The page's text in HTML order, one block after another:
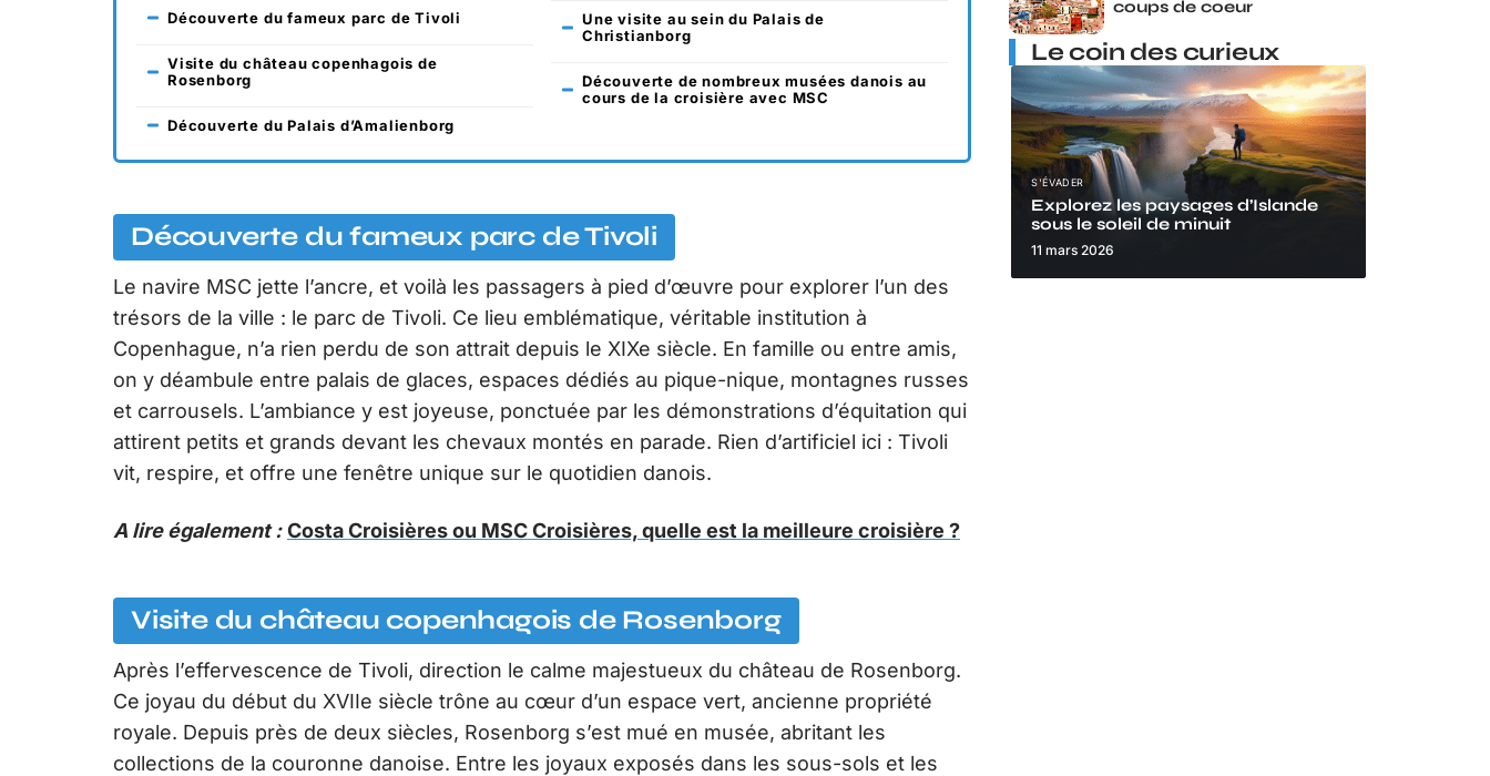
Découverte du fameux parc de Tivoli
Visite du château copenhagois de
Rosenborg
Découverte du Palais d’Amalienborg
Une visite au sein du Palais de
Christianborg
Découverte de nombreux musées danois au
cours de la croisière avec MSC
Découverte du fameux parc de Tivoli
Le navire MSC jette l’ancre, et voilà les passagers à pied d’œuvre pour explorer l’un des
trésors de la ville : le parc de Tivoli. Ce lieu emblématique, véritable institution à
Copenhague, n’a rien perdu de son attrait depuis le XIXe siècle. En famille ou entre amis,
on y déambule entre palais de glaces, espaces dédiés au pique-nique, montagnes russes
et carrousels. L’ambiance y est joyeuse, ponctuée par les démonstrations d’équitation qui
attirent petits et grands devant les chevaux montés en parade. Rien d’artificiel ici : Tivoli
vit, respire, et offre une fenêtre unique sur le quotidien danois.
A lire également : Costa Croisières ou MSC Croisières, quelle est la meilleure croisière ?
Visite du château copenhagois de Rosenborg
Après l’effervescence de Tivoli, direction le calme majestueux du château de Rosenborg.
Ce joyau du début du XVIIe siècle trône au cœur d’un espace vert, ancienne propriété
royale. Depuis près de deux siècles, Rosenborg s’est mué en musée, abritant les
collections de la couronne danoise. Entre les joyaux exposés dans les sous-sols et les
coups de coeur
Le coin des curieux
S'ÉVADER
Explorez les paysages d’Islande
sous le soleil de minuit
11 mars 2026